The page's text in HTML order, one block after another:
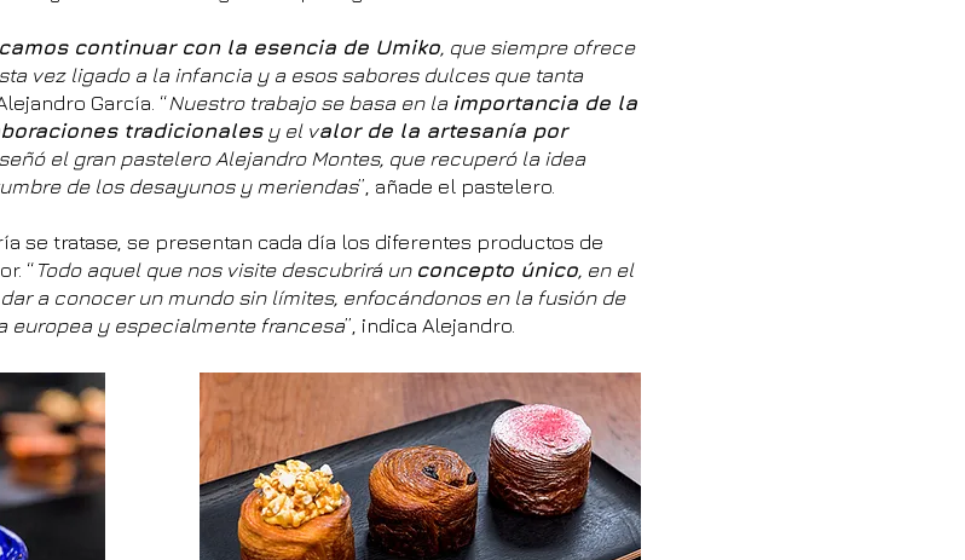
continuar con la esencia de Umiko, que siempre ofrece
vez ligado a la infancia y a esos sabores dulces que tanta
García. “Nuestro trabajo se basa en la importancia de la
tradicionalesy el valor de la artesanía por
el gran pastelero Alejandro Montes, que recuperó la idea
de los desayunos y meriendas”, añade el pastelero.
se tratase, se presentan cada día los diferentes productos de
“ Todo aquel que nos visite descubrirá un concepto único, en el
a conocer un mundo sin límites, enfocándonos en la fusión de
europea y especialmente francesa”, indica Alejandro.